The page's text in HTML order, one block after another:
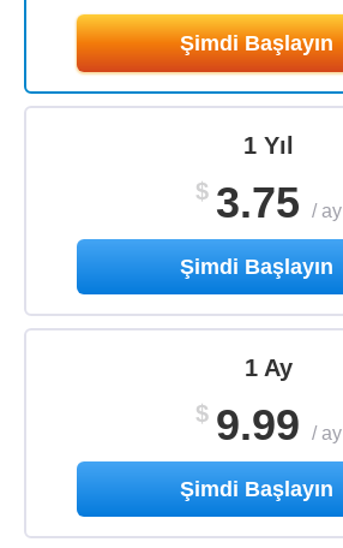
Şimdi Başlayın
1 Yıl
$ 3.75 /ay
Şimdi Başlayın
1 Ay
$ 9.99 /ay
Şimdi Başlayın